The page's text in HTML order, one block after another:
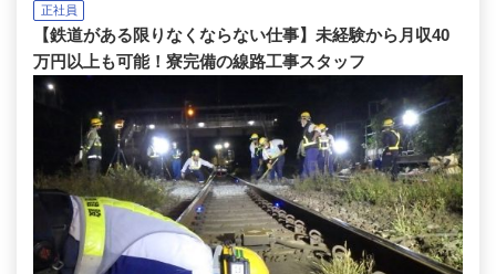
正社員
【鉄道がある限りなくならない仕事】未経験から月収40
万円以上も可能！寮完備の線路工事スタッフ